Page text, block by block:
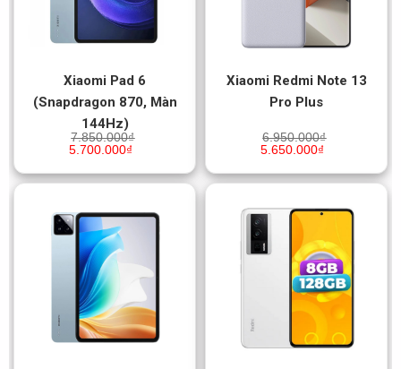
Xiaomi Pad 6
(Snapdragon 870, Màn
144Hz)
7.850.000₫
5.700.000₫
Xiaomi Redmi Note 13
Pro Plus
6.950.000₫
5.650.000₫